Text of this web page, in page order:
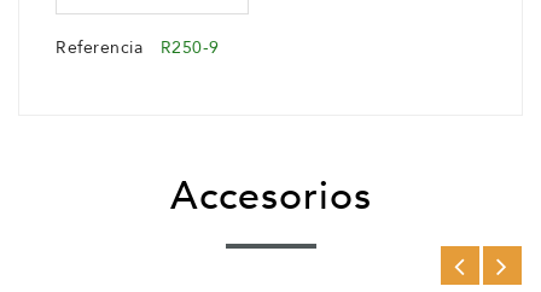
Referencia R250-9
Accesorios